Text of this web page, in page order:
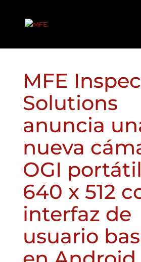
MFE
Solutions
anuncia
nueva
OGI
640 x 512
interfaz de
usuario